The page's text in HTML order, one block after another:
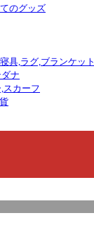
のグッズ
寝具,ラグ,ブランケット
ナ
スカーフ